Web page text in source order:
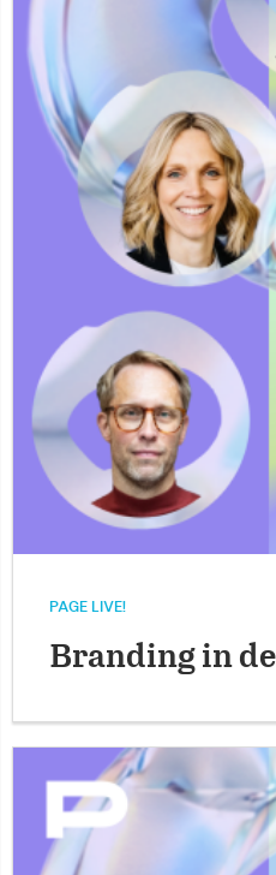
PAGE LIVE!
Branding in